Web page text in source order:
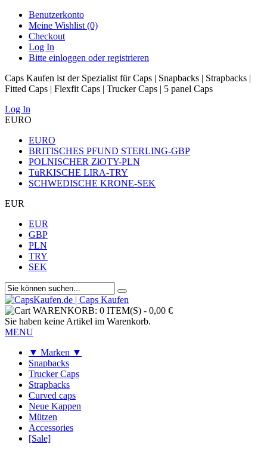
Benutzerkonto
Meine Wishlist (0)
Checkout
Log In
Bitte einloggen oder registrieren
Caps Kaufen ist der Spezialist für Caps | Snapbacks | Strapbacks |
Fitted Caps | Flexfit Caps | Trucker Caps | 5 panel Caps
Log In
EURO
EURO
BRITISCHES PFUND STERLING-GBP
POLNISCHER ZłOTY-PLN
TüRKISCHE LIRA-TRY
SCHWEDISCHE KRONE-SEK
EUR
EUR
GBP
PLN
TRY
SEK
WARENKORB: 0 ITEM(S) - 0,00 €
Sie haben keine Artikel im Warenkorb.
MENU
▼ Marken ▼
Snapbacks
Trucker Caps
Strapbacks
Curved caps
Neue Kappen
Mützen
Accessories
[Sale]